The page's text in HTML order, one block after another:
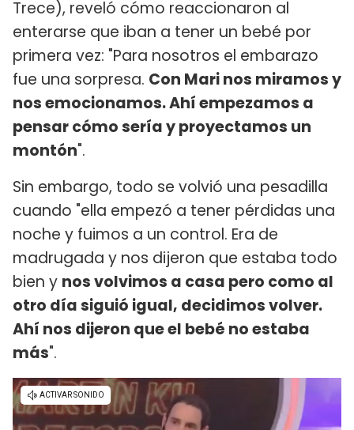
Trece), reveló cómo reaccionaron al
enterarse que iban a tener un bebé por
primera vez: "Para nosotros el embarazo
fue una sorpresa. Con Mari nos miramos y
nos emocionamos. Ahí empezamos a
pensar cómo sería y proyectamos un
montón".
Sin embargo, todo se volvió una pesadilla
cuando "ella empezó a tener pérdidas una
noche y fuimos a un control. Era de
madrugada y nos dijeron que estaba todo
bien y nos volvimos a casa pero como al
otro día siguió igual, decidimos volver.
Ahí nos dijeron que el bebé no estaba
más".